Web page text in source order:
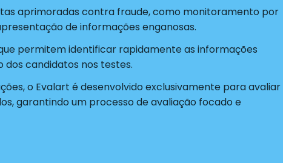
aprimoradas contra fraude, como monitoramento por
de informações enganosas.
permitem identificar rapidamente as informações
candidatos nos testes.
o Evalart é desenvolvido exclusivamente para avaliar
garantindo um processo de avaliação focado e